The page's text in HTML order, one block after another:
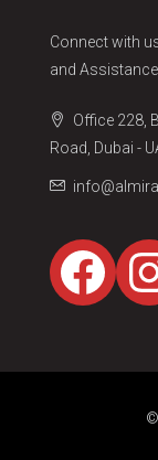
Connect with
and Assistance.
Office 228,
Road, Dubai -